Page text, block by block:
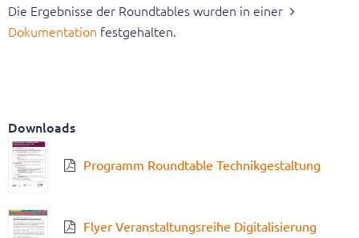
Die Ergebnisse der Roundtables wurden in einer
Dokumentation festgehalten.
Downloads
Programm Roundtable Technikgestaltung
Flyer Veranstaltungsreihe Digitalisierung